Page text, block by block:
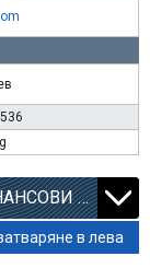
ИСТОРИЧЕСКА ИНФОРМАЦИЯ И ФИНАНСОВИ КОЕФИЦИЕНТИ
в лева